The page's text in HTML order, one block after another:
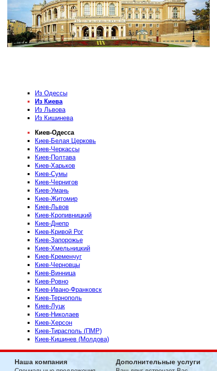
Из Одессы
Из Киева
Из Львова
Из Кишинева
Киев-Одесса
Киев-Белая Церковь
Киев-Черкассы
Киев-Полтава
Киев-Харьков
Киев-Сумы
Киев-Чернигов
Киев-Умань
Киев-Житомир
Киев-Львов
Киев-Кропивницкий
Киев-Днепр
Киев-Кривой Рог
Киев-Запорожье
Киев-Хмельницкий
Киев-Кременчуг
Киев-Черновцы
Киев-Винница
Киев-Ровно
Киев-Ивано-Франковск
Киев-Тернополь
Киев-Луцк
Киев-Николаев
Киев-Херсон
Киев-Тирасполь (ПМР)
Киев-Кишинев (Молдова)
Наша компания Дополнительные услуги